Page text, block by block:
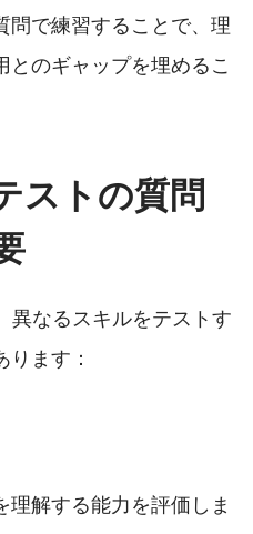
問で練習することで、理
のギャップを埋めるこ
ストの質問
異なるスキルをテストす
ます：
理解する能力を評価しま